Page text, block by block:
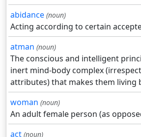
abidance (noun)
Acting according to certain
atman (noun)
The conscious and intelligent
inert mind-body complex
attributes) that makes them living
woman (noun)
An adult female person (as
act (noun)